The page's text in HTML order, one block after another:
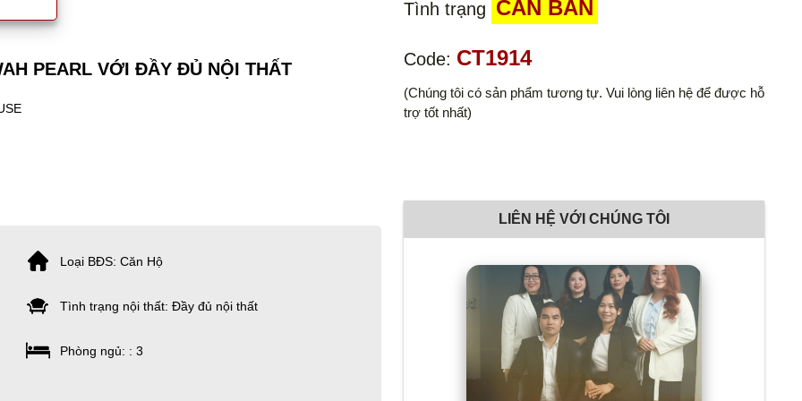
PEARL VỚI ĐẦY ĐỦ NỘI THẤT
Loại BĐS: Căn Hộ
Tình trạng nội thất: Đầy đủ nội thất
Phòng ngủ: : 3
Tình trạng CẦN BÁN
Code: CT1914
(Chúng tôi có sản phẩm tương tự. Vui lòng liên hệ để được hỗ
trợ tốt nhất)
LIÊN HỆ VỚI CHÚNG TÔI